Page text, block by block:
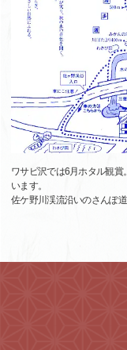
ワサビ沢では6月ホタル観
います。
佐ケ野川渓流沿いのさんぽ